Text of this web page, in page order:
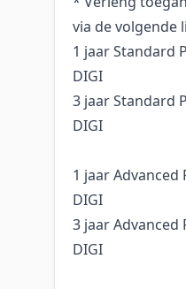
via de volgende
1 jaar Standard
DIGI
3 jaar Standard
DIGI
1 jaar Advanced
DIGI
3 jaar Advanced
DIGI